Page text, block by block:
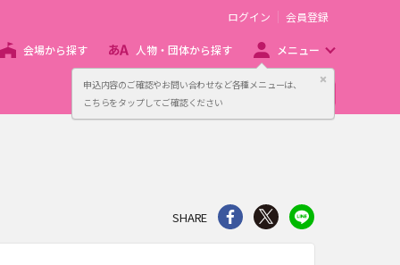
申込内容のご確認やお問い合わせなど各種メニューは、
こちらをタップしてご確認ください
閉じる
ログイン 会員登録
会場から探す 人物・団体から探す メニュー
主催者向け販売サービス
SHARE シェア Twitter